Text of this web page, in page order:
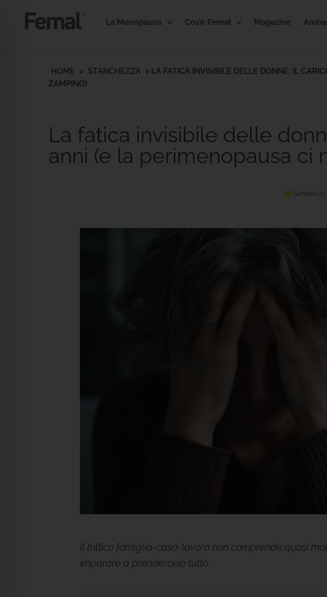
La Menopausa Cos’è Femal Magazine
HOME > STANCHEZZA > LA FATICA INVISIBILE DELLE DONNE: IL
ZAMPINO)
La fatica invisibile delle
anni (e la perimenopausa ci
Gennaio 23,
Il trittico famiglia-casa-lavoro non comprende quasi
imparare a prendercelo tutto.